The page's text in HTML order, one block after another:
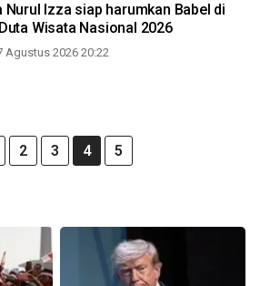
Nurul Izza siap harumkan Babel di
Wisata Nasional 2026
Agustus 2026 20:22
2 3 4 5